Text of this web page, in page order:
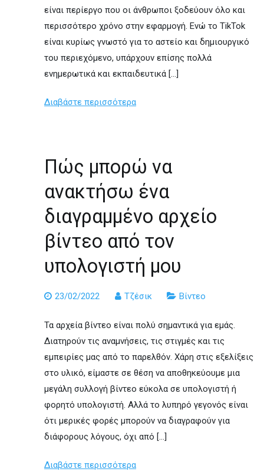
είναι περίεργο που οι άνθρωποι ξοδεύουν όλο και
περισσότερο χρόνο στην εφαρμογή. Ενώ το TikTok
είναι κυρίως γνωστό για το αστείο και δημιουργικό
του περιεχόμενο, υπάρχουν επίσης πολλά
ενημερωτικά και εκπαιδευτικά […]
Διαβάστε περισσότερα
Πώς μπορώ να
ανακτήσω ένα
διαγραμμένο αρχείο
βίντεο από τον
υπολογιστή μου
23/02/2022 Τζέσικ Βίντεο
Τα αρχεία βίντεο είναι πολύ σημαντικά για εμάς.
Διατηρούν τις αναμνήσεις, τις στιγμές και τις
εμπειρίες μας από το παρελθόν. Χάρη στις εξελίξεις
στο υλικό, είμαστε σε θέση να αποθηκεύουμε μια
μεγάλη συλλογή βίντεο εύκολα σε υπολογιστή ή
φορητό υπολογιστή. Αλλά το λυπηρό γεγονός είναι
ότι μερικές φορές μπορούν να διαγραφούν για
διάφορους λόγους, όχι από […]
Διαβάστε περισσότερα